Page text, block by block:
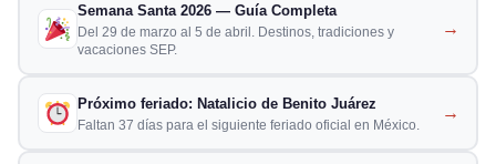
Semana Santa 2026 — Guía Completa
Del 29 de marzo al 5 de abril. Destinos, tradiciones y
vacaciones SEP.
→
Próximo feriado: Natalicio de Benito Juárez
Faltan 37 días para el siguiente feriado oficial en México.
→